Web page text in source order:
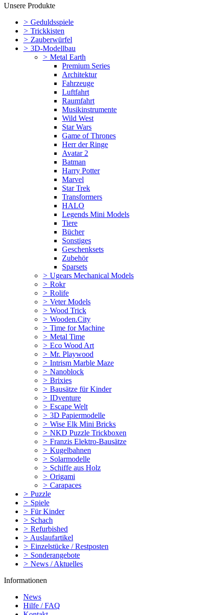
Unsere Produkte
> Geduldsspiele
> Trickkisten
> Zauberwürfel
> 3D-Modellbau
> Metal Earth
Premium Series
Architektur
Fahrzeuge
Luftfahrt
Raumfahrt
Musikinstrumente
Wild West
Star Wars
Game of Thrones
Herr der Ringe
Avatar 2
Batman
Harry Potter
Marvel
Star Trek
Transformers
HALO
Legends Mini Models
Tiere
Bücher
Sonstiges
Geschenksets
Zubehör
Sparsets
> Ugears Mechanical Models
> Rokr
> Rolife
> Veter Models
> Wood Trick
> Wooden.City
> Time for Machine
> Metal Time
> Eco Wood Art
> Mr. Playwood
> Intrism Marble Maze
> Nanoblock
> Brixies
> Bausätze für Kinder
> IDventure
> Escape Welt
> 3D Papiermodelle
> Wise Elk Mini Bricks
> NKD Puzzle Trickboxen
> Franzis Elektro-Bausätze
> Kugelbahnen
> Solarmodelle
> Schiffe aus Holz
> Origami
> Carapaces
> Puzzle
> Spiele
> Für Kinder
> Schach
> Refurbished
> Auslaufartikel
> Einzelstücke / Restposten
> Sonderangebote
> News / Aktuelles
Informationen
News
Hilfe / FAQ